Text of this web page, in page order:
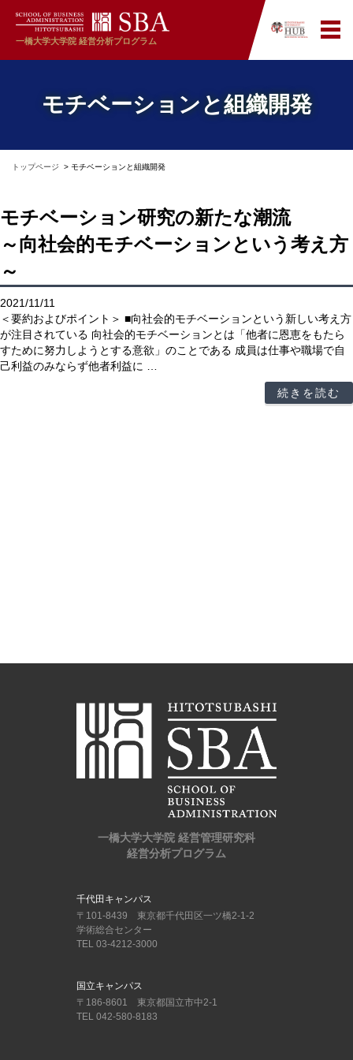
一橋大学大学院 経営分析プログラム
モチベーションと組織開発
トップページ モチベーションと組織開発
モチベーション研究の新たな潮流
～向社会的モチベーションという考え方
～
2021/11/11
＜要約およびポイント＞ ■向社会的モチベーションという新しい考え方
が注目されている 向社会的モチベーションとは「他者に恩恵をもたら
すために努力しようとする意欲」のことである 成員は仕事や職場で自
己利益のみならず他者利益に …
続きを読む
一橋大学大学院 経営管理研究科
経営分析プログラム
千代田キャンパス
〒101-8439 東京都千代田区一ツ橋2-1-2
学術総合センター
TEL 03-4212-3000
国立キャンパス
〒186-8601 東京都国立市中2-1
TEL 042-580-8183